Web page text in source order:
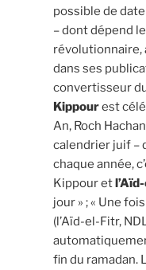
possible de
– dont dépend le
révolutionnaire,
dans ses
convertisseur
Kippourest
An, Roch
calendrier juif –
chaque année,
Kippour et
jour » ; « Une
(l’Aïd-el-Fitr,
fin du ramadan.